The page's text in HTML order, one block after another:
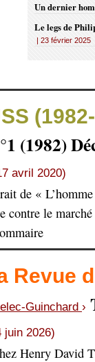
Un dernier
Le legs de
| 23 février 2025
(1982)
avril 2020)
de «
contre le marché
Revue
Guinchard ›
juin 2026)
Henry David